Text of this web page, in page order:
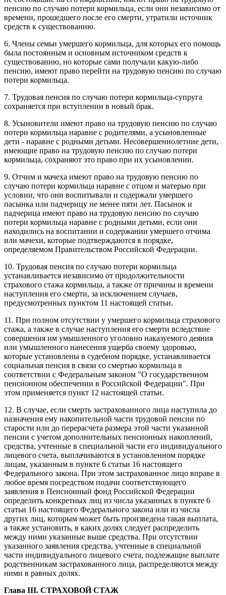
пенсию по случаю потери кормильца, если они независимо от
времени, прошедшего после его смерти, утратили источник
средств к существованию.
6. Члены семьи умершего кормильца, для которых его помощь
была постоянным и основным источником средств к
существованию, но которые сами получали какую-либо
пенсию, имеют право перейти на трудовую пенсию по случаю
потери кормильца.
7. Трудовая пенсия по случаю потери кормильца-супруга
сохраняется при вступлении в новый брак.
8. Усыновители имеют право на трудовую пенсию по случаю
потери кормильца наравне с родителями, а усыновленные
дети - наравне с родными детьми. Несовершеннолетние дети,
имеющие право на трудовую пенсию по случаю потери
кормильца, сохраняют это право при их усыновлении.
9. Отчим и мачеха имеют право на трудовую пенсию по
случаю потери кормильца наравне с отцом и матерью при
условии, что они воспитывали и содержали умершего
пасынка или падчерицу не менее пяти лет. Пасынок и
падчерица имеют право на трудовую пенсию по случаю
потери кормильца наравне с родными детьми, если они
находились на воспитании и содержании умершего отчима
или мачехи, которые подтверждаются в порядке,
определяемом Правительством Российской Федерации.
10. Трудовая пенсия по случаю потери кормильца
устанавливается независимо от продолжительности
страхового стажа кормильца, а также от причины и времени
наступления его смерти, за исключением случаев,
предусмотренных пунктом 11 настоящей статьи.
11. При полном отсутствии у умершего кормильца страхового
стажа, а также в случае наступления его смерти вследствие
совершения им умышленного уголовно наказуемого деяния
или умышленного нанесения ущерба своему здоровью,
которые установлены в судебном порядке, устанавливается
социальная пенсия в связи со смертью кормильца в
соответствии с Федеральным законом "О государственном
пенсионном обеспечении в Российской Федерации". При
этом применяется пункт 12 настоящей статьи.
12. В случае, если смерть застрахованного лица наступила до
назначения ему накопительной части трудовой пенсии по
старости или до перерасчета размера этой части указанной
пенсии с учетом дополнительных пенсионных накоплений,
средства, учтенные в специальной части его индивидуального
лицевого счета, выплачиваются в установленном порядке
лицам, указанным в пункте 6 статьи 16 настоящего
Федерального закона. При этом застрахованное лицо вправе в
любое время посредством подачи соответствующего
заявления в Пенсионный фонд Российской Федерации
определить конкретных лиц из числа указанных в пункте 6
статьи 16 настоящего Федерального закона или из числа
других лиц, которым может быть произведена такая выплата,
а также установить, в каких долях следует распределить
между ними указанные выше средства. При отсутствии
указанного заявления средства, учтенные в специальной
части индивидуального лицевого счета, подлежащие выплате
родственникам застрахованного лица, распределяются между
ними в равных долях.
Глава III. СТРАХОВОЙ СТАЖ